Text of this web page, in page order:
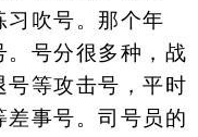
习吹号。那个年
。号分很多种，战
号等攻击号，平时
事号。司号员的